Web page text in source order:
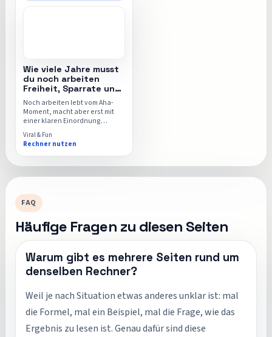
Wie viele Jahre musst
du noch arbeiten
Freiheit, Sparrate und
der Rechner
Noch arbeiten lebt vom Aha-
Moment, macht aber erst mit
einer klaren Einordnung
wirklich Spaß. Diese Seite zeigt
dir die Idee hinter dem Thema
und führt dich dann direkt in
den Noch-arbeiten-Rechner.
Viral & Fun
Rechner nutzen
FAQ
Häufige Fragen zu diesen Seiten
Warum gibt es mehrere Seiten rund um
denselben Rechner?
Weil je nach Situation etwas anderes unklar ist: mal
die Formel, mal ein Beispiel, mal die Frage, wie das
Ergebnis zu lesen ist. Genau dafür sind diese